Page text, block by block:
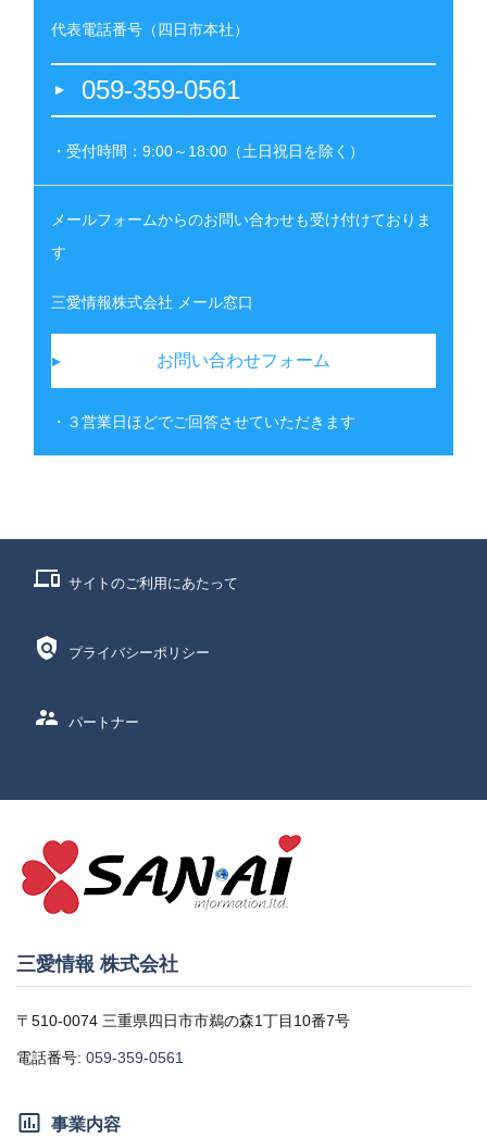
代表電話番号（四日市本社）
059-359-0561
・受付時間：9:00～18:00（土日祝日を除く）
メールフォームからのお問い合わせも受け付けておりま
す
三愛情報株式会社 メール窓口
お問い合わせフォーム
・３営業日ほどでご回答させていただきます
phonelink サイトのご利用にあたって
policy プライバシーポリシー
supervisor_account パートナー
三愛情報 株式会社
〒510-0074 三重県四日市市鵜の森1丁目10番7号
電話番号: 059-359-0561
insert_chart_outlined 事業内容